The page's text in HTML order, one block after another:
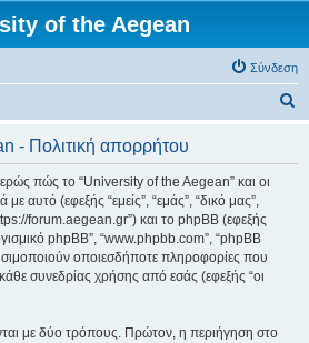
of the Aegean
Σύνδεση
- Πολιτική απορρήτου
πώς το “University of the Aegean” και οι
με αυτό (εφεξής “εμείς”, “εμάς”, “δικό μας”,
forum.aegean.gr”) και το phpBB (εφεξής
phpBB”, “www.phpbb.com”, “phpBB
οποιεσδήποτε πληροφορίες που
συνεδρίας χρήσης από εσάς (εφεξής “οι
με δύο τρόπους. Πρώτον, η περιήγηση στο